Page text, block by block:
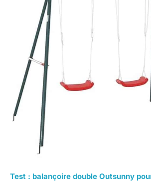
Test : balançoire double Outsunny